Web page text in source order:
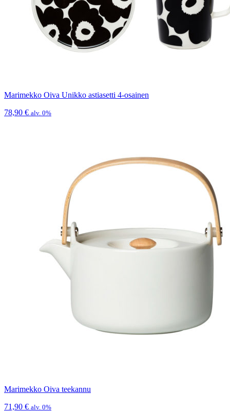
Marimekko Oiva Unikko astiasetti 4-osainen
78,90 € alv. 0%
Marimekko Oiva teekannu
71,90 € alv. 0%